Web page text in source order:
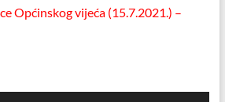
Općinskog vijeća (15.7.2021.) –